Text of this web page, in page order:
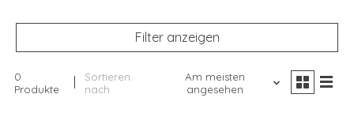
Filter anzeigen
0
Produkte
Sortieren
nach
Am meisten
angesehen